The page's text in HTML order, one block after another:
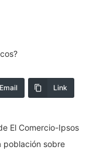
Email Link
El Comercio-Ipsos
población sobre